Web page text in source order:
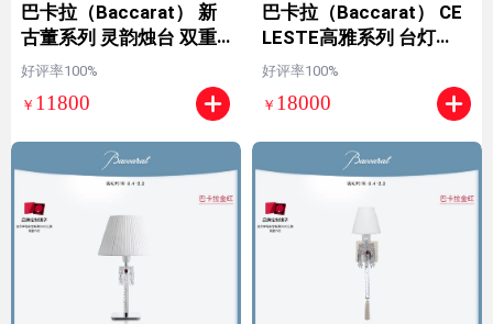
巴卡拉（Baccarat） 新
古董系列 灵韵烛台 双重
幻影烛杯 台灯 【法国匠
好评率100%
￥ 11800
巴卡拉（Baccarat） CE
LESTE高雅系列 台灯
【法国匠造】【七夕礼
好评率100%
￥ 18000